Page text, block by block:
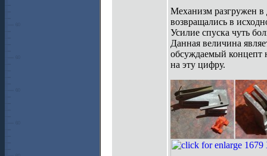
Механизм разгружен в
возвращались в
Усилие спуска чуть
Данная величина
обсуждаемый концепт
на эту цифру.